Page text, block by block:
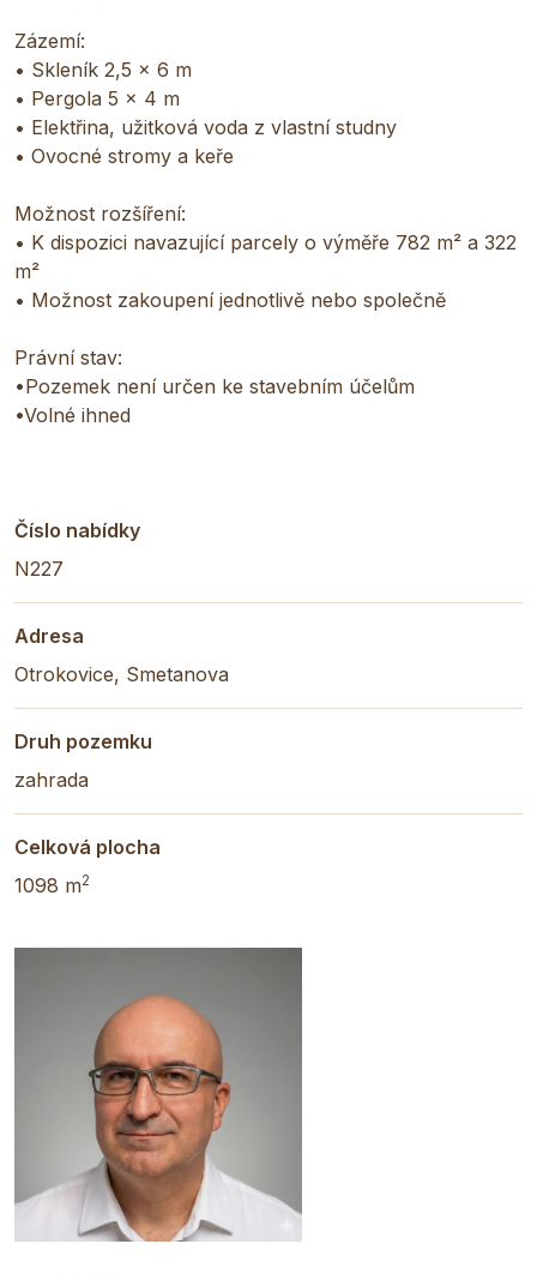
Zázemí:
• Skleník 2,5 × 6 m
• Pergola 5 × 4 m
• Elektřina, užitková voda z vlastní studny
• Ovocné stromy a keře
Možnost rozšíření:
• K dispozici navazující parcely o výměře 782 m² a 322
m²
• Možnost zakoupení jednotlivě nebo společně
Právní stav:
•Pozemek není určen ke stavebním účelům
•Volné ihned
Číslo nabídky
N227
Adresa
Otrokovice, Smetanova
Druh pozemku
zahrada
Celková plocha
1098 m2